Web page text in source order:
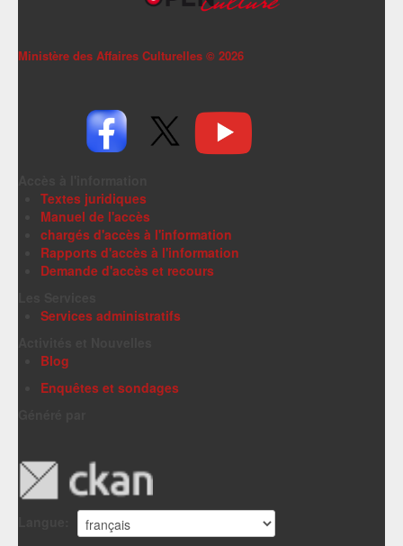
Ministère des Affaires Culturelles © 2026
Textes juridiques
Manuel de l'accès
chargés d'accès à l'information
Rapports d'accès à l'information
Demande d'accès et recours
Services administratifs
Blog
Enquêtes et sondages